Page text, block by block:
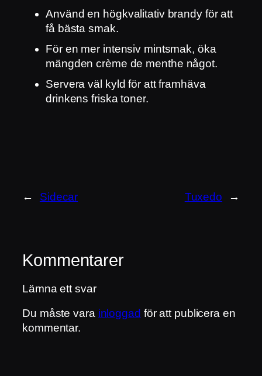
Använd en högkvalitativ brandy för att
få bästa smak.
För en mer intensiv mintsmak, öka
mängden crème de menthe något.
Servera väl kyld för att framhäva
drinkens friska toner.
← Sidecar Tuxedo →
Kommentarer
Lämna ett svar
Du måste vara inloggad för att publicera en
kommentar.